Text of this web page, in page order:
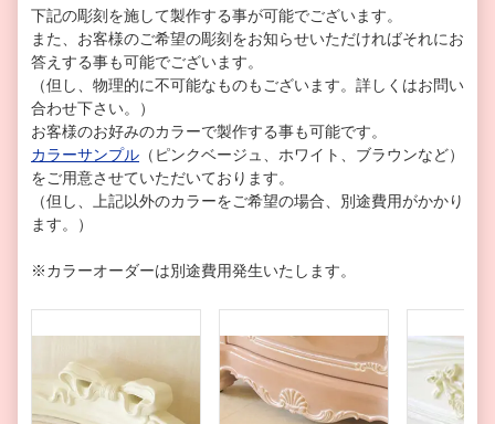
下記の彫刻を施して製作する事が可能でございます。
また、お客様のご希望の彫刻をお知らせいただければそれにお
答えする事も可能でございます。
（但し、物理的に不可能なものもございます。詳しくはお問い
合わせ下さい。）
お客様のお好みのカラーで製作する事も可能です。
カラーサンプル （ピンクベージュ、ホワイト、ブラウンなど）
をご用意させていただいております。
（但し、上記以外のカラーをご希望の場合、別途費用がかかり
ます。）
※カラーオーダーは別途費用発生いたします。